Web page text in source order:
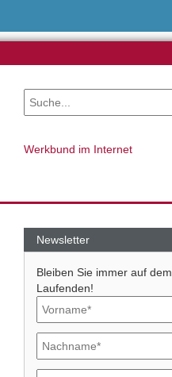
Werkbund im Internet
Newsletter
Bleiben Sie immer auf dem
Laufenden!